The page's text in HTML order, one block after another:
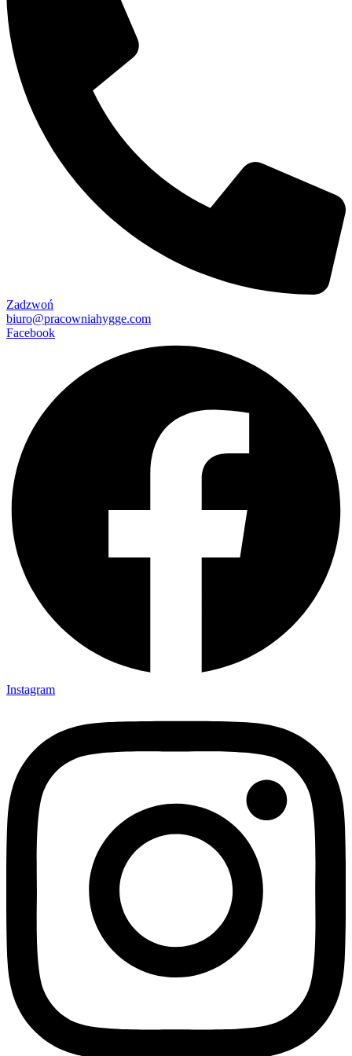
Zadzwoń
biuro@pracowniahygge.com
Facebook
Instagram